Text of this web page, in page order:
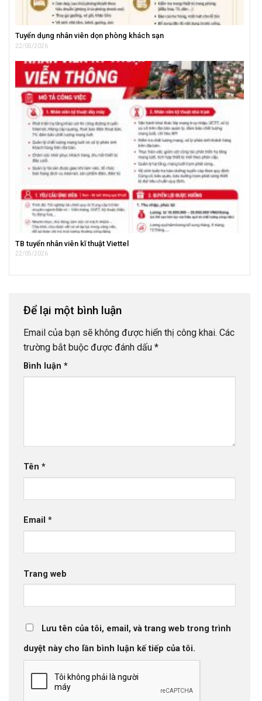
Tuyển dụng nhân viên dọn phòng khách sạn
22/05/2026
TB tuyển nhân viên kĩ thuật Viettel
22/05/2026
Để lại một bình luận
Email của bạn sẽ không được hiển thị công khai. Các
trường bắt buộc được đánh dấu *
Bình luận *
Tên *
Email *
Trang web
Lưu tên của tôi, email, và trang web trong trình
duyệt này cho lần bình luận kế tiếp của tôi.